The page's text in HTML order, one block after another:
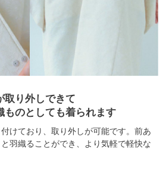
取り外しできて
ものとしても着られます
けており、取り外しが可能です。前あ
羽織ることができ、より気軽で軽快な